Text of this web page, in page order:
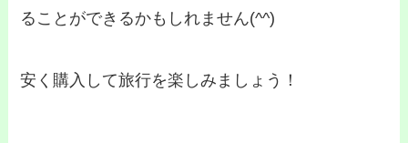
ることができるかもしれません(^^)
安く購入して旅行を楽しみましょう！